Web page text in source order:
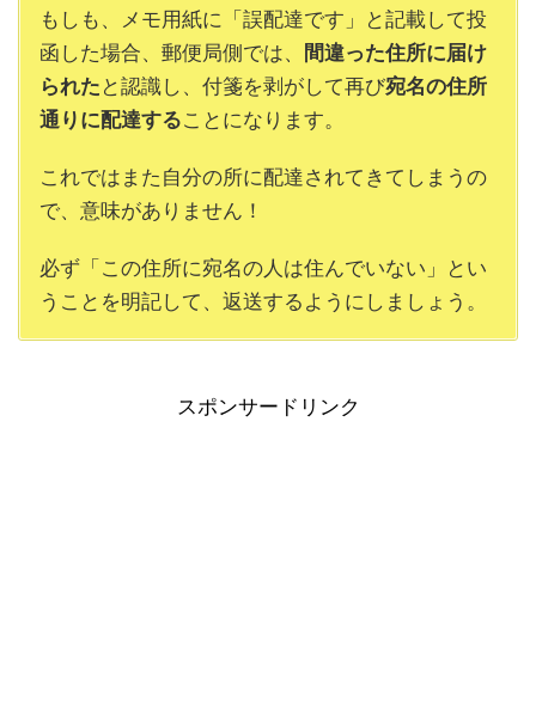
もしも、メモ用紙に「誤配達です」と記載して投
函した場合、郵便局側では、
間違った住所に届け
られた と認識し、付箋を剥がして再び宛名の住所
通りに配達することになります。
これではまた自分の所に配達されてきてしまうの
で、意味がありません！
必ず「この住所に宛名の人は住んでいない」とい
うことを明記して、返送するようにしましょう。
スポンサードリンク